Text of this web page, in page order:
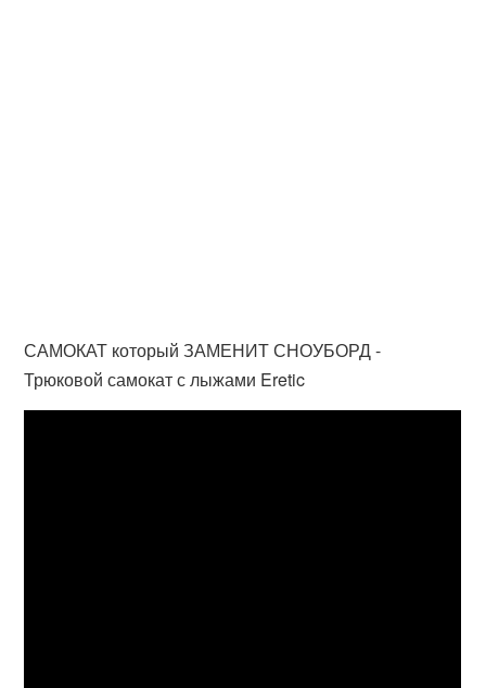
САМОКАТ который ЗАМЕНИТ СНОУБОРД -
Трюковой самокат с лыжами Eretic